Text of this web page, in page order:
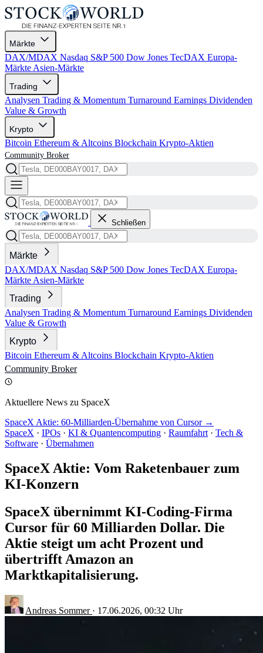
Märkte
DAX/MDAX Nasdaq S&P 500 Dow Jones TecDAX Europa-
Märkte Asien-Märkte
Trading
Analysen Trading & Momentum Turnaround Earnings Dividenden
Value & Growth
Krypto
Bitcoin Ethereum & Altcoins Blockchain Krypto-Aktien
Community Broker
Schließen
Märkte
DAX/MDAX Nasdaq S&P 500 Dow Jones TecDAX Europa-
Märkte Asien-Märkte
Trading
Analysen Trading & Momentum Turnaround Earnings Dividenden
Value & Growth
Krypto
Bitcoin Ethereum & Altcoins Blockchain Krypto-Aktien
Community Broker
Aktuellere News zu SpaceX
SpaceX Aktie: 60-Milliarden-Übernahme von Cursor →
SpaceX · IPOs · KI & Quantencomputing · Raumfahrt · Tech &
Software · Übernahmen
SpaceX Aktie: Vom Raketenbauer zum
KI-Konzern
SpaceX übernimmt KI-Coding-Firma
Cursor für 60 Milliarden Dollar. Die
Aktie steigt um acht Prozent und
übertrifft Amazon an
Marktkapitalisierung.
Andreas Sommer · 17.06.2026, 00:32 Uhr